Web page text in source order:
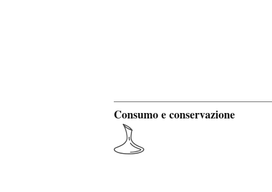
Consumo e conservazione